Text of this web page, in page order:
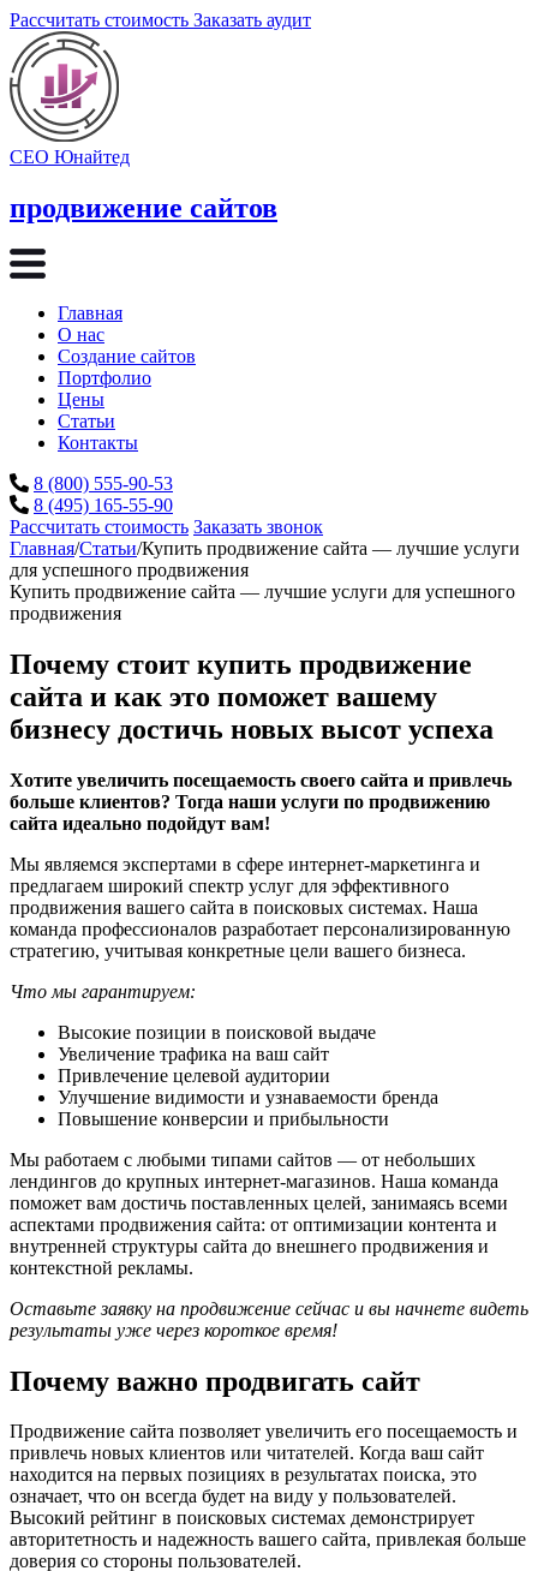
Рассчитать стоимость Заказать аудит
СЕО Юнайтед
продвижение сайтов
Главная
О нас
Создание сайтов
Портфолио
Цены
Статьи
Контакты
8 (800) 555-90-53
8 (495) 165-55-90
Рассчитать стоимость Заказать звонок
Главная/Статьи/Купить продвижение сайта — лучшие услуги
для успешного продвижения
Купить продвижение сайта — лучшие услуги для успешного
продвижения
Почему стоит купить продвижение
сайта и как это поможет вашему
бизнесу достичь новых высот успеха
Хотите увеличить посещаемость своего сайта и привлечь
больше клиентов? Тогда наши услуги по продвижению
сайта идеально подойдут вам!
Мы являемся экспертами в сфере интернет-маркетинга и
предлагаем широкий спектр услуг для эффективного
продвижения вашего сайта в поисковых системах. Наша
команда профессионалов разработает персонализированную
стратегию, учитывая конкретные цели вашего бизнеса.
Что мы гарантируем:
Высокие позиции в поисковой выдаче
Увеличение трафика на ваш сайт
Привлечение целевой аудитории
Улучшение видимости и узнаваемости бренда
Повышение конверсии и прибыльности
Мы работаем с любыми типами сайтов — от небольших
лендингов до крупных интернет-магазинов. Наша команда
поможет вам достичь поставленных целей, занимаясь всеми
аспектами продвижения сайта: от оптимизации контента и
внутренней структуры сайта до внешнего продвижения и
контекстной рекламы.
Оставьте заявку на продвижение сейчас и вы начнете видеть
результаты уже через короткое время!
Почему важно продвигать сайт
Продвижение сайта позволяет увеличить его посещаемость и
привлечь новых клиентов или читателей. Когда ваш сайт
находится на первых позициях в результатах поиска, это
означает, что он всегда будет на виду у пользователей.
Высокий рейтинг в поисковых системах демонстрирует
авторитетность и надежность вашего сайта, привлекая больше
доверия со стороны пользователей.